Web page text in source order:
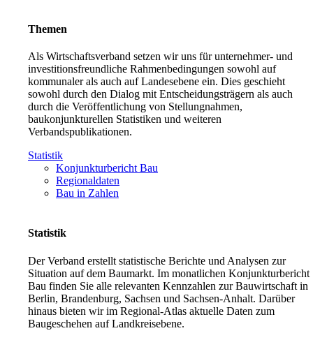
Themen
Als Wirtschaftsverband setzen wir uns für unternehmer- und
investitionsfreundliche Rahmenbedingungen sowohl auf
kommunaler als auch auf Landesebene ein. Dies geschieht
sowohl durch den Dialog mit Entscheidungsträgern als auch
durch die Veröffentlichung von Stellungnahmen,
baukonjunkturellen Statistiken und weiteren
Verbandspublikationen.
Statistik
Konjunkturbericht Bau
Regionaldaten
Bau in Zahlen
Statistik
Der Verband erstellt statistische Berichte und Analysen zur
Situation auf dem Baumarkt. Im monatlichen Konjunkturbericht
Bau finden Sie alle relevanten Kennzahlen zur Bauwirtschaft in
Berlin, Brandenburg, Sachsen und Sachsen-Anhalt. Darüber
hinaus bieten wir im Regional-Atlas aktuelle Daten zum
Baugeschehen auf Landkreisebene.